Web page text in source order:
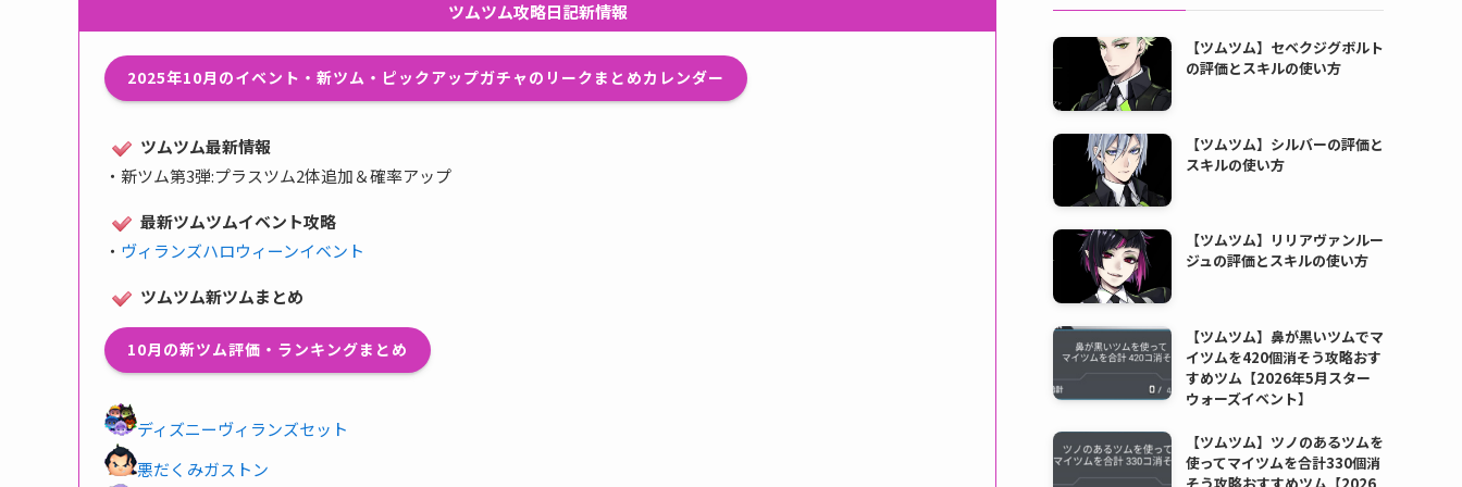
ツムツム攻略日記新情報
2025年10月のイベント・新ツム・ピックアップガチャのリークまとめカレンダー
ツムツム最新情報
・ 新ツム第3弾:プラスツム2体追加＆確率アップ
最新ツムツムイベント攻略
・ ヴィランズハロウィーンイベント
ツムツム新ツムまとめ
10月の新ツム評価・ランキングまとめ
ディズニーヴィランズセット
悪だくみガストン
【ツムツム】セベクジグボルト
の評価とスキルの使い方
【ツムツム】シルバーの評価と
スキルの使い方
【ツムツム】リリアヴァンルー
ジュの評価とスキルの使い方
【ツムツム】鼻が黒いツムでマ
イツムを420個消そう攻略おす
すめツム【2026年5月スター
ウォーズイベント】
【ツムツム】ツノのあるツムを
使ってマイツムを合計330個消